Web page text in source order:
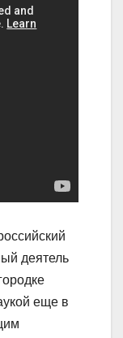
деятель
еще в